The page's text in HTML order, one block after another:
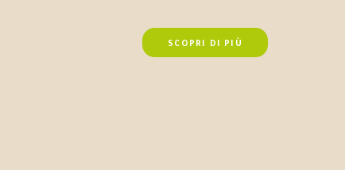
SCOPRI DI PIÙ